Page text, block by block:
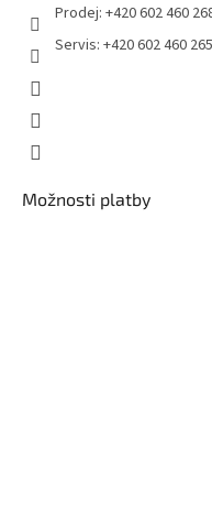
Prodej: +420 602 460
Servis: +420 602 460 265
Možnosti platby